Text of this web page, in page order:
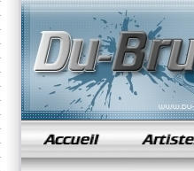
samples de rap